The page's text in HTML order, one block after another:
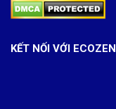
KẾT NỐI VỚI ECOZEN